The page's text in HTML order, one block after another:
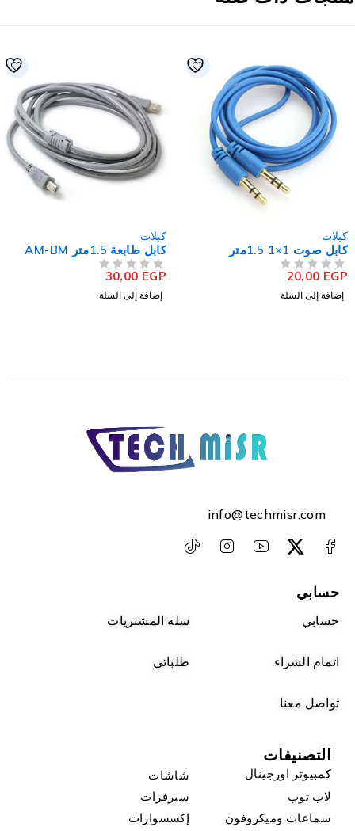
السلة
كابل طابعة 1.5متر AM-BM
30,00
إضافة إلى السلة
info@techmisr.com
حسابي
حسابي سلة المشتريات
اتمام الشراء طلباتي
تواصل معنا
التصنيفات
كمبيوتر اورجينال
شاشات
لاب توب
سيرفرات
سماعات وميكروفون
إكسسوارات